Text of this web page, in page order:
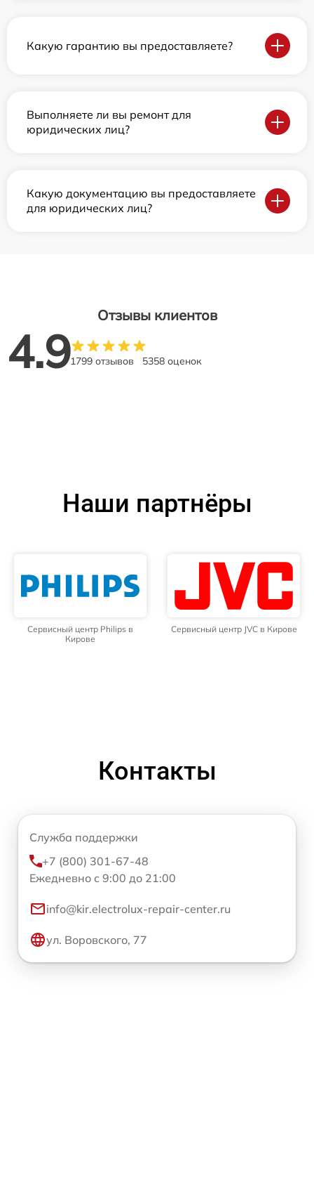
Какую гарантию вы предоставляете?
Выполняете ли вы ремонт для
юридических лиц?
Какую документацию вы предоставляете
для юридических лиц?
Отзывы клиентов
4.91799 отзывов 5358 оценок
Наши партнёры
Сервисный центр Philips в
Кирове
Сервисный центр JVC в Кирове
Контакты
Служба поддержки
+7 (800) 301-67-48
Ежедневно с 9:00 до 21:00
info@kir.electrolux-repair-center.ru
ул. Воровского, 77